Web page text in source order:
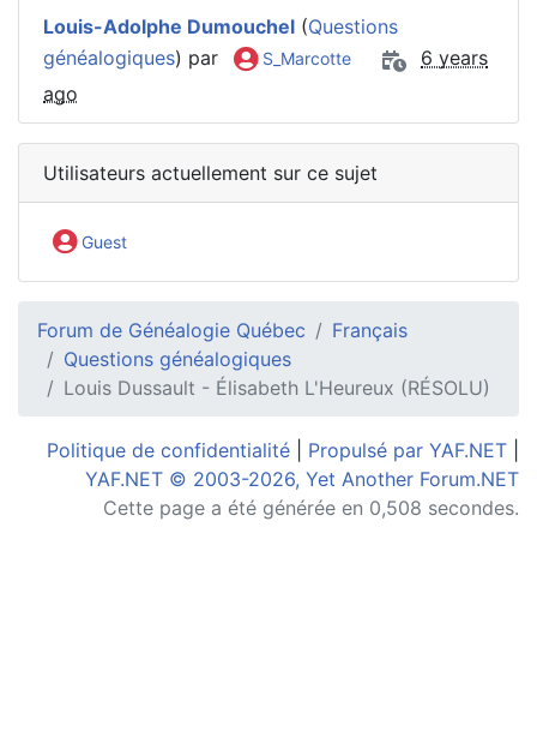
Louis-Adolphe Dumouchel (Questions
généalogiques) par S_Marcotte
6 years
ago
Utilisateurs actuellement sur ce sujet
Guest
Forum de Généalogie Québec
Français
Questions généalogiques
Louis Dussault - Élisabeth L'Heureux (RÉSOLU)
Politique de confidentialité Propulsé par YAF.NET
YAF.NET © 2003-2026, Yet Another Forum.NET
Cette page a été générée en 0,508 secondes.